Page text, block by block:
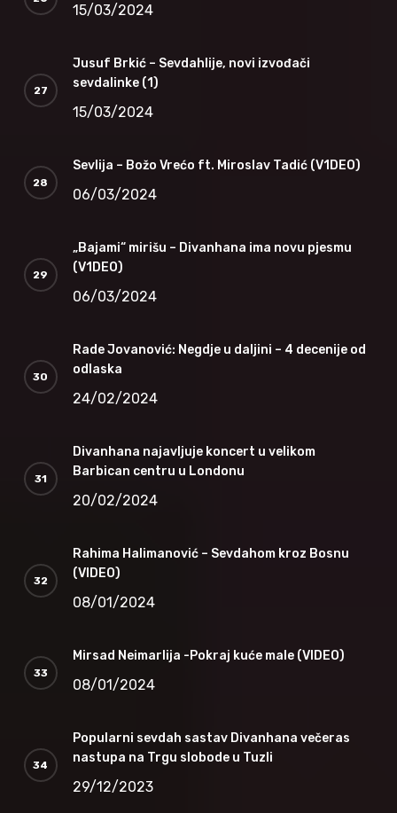
15/03/2024
Jusuf Brkić – Sevdahlije, novi izvođači
sevdalinke (1)
15/03/2024
Sevlija – Božo Vrećo ft. Miroslav Tadić (V1DEO)
06/03/2024
„Bajami“ mirišu – Divanhana ima novu pjesmu
(V1DEO)
06/03/2024
Rade Jovanović: Negdje u daljini – 4 decenije od
odlaska
24/02/2024
Divanhana najavljuje koncert u velikom
Barbican centru u Londonu
20/02/2024
Rahima Halimanović – Sevdahom kroz Bosnu
(VIDEO)
08/01/2024
Mirsad Neimarlija -Pokraj kuće male (VIDEO)
08/01/2024
Popularni sevdah sastav Divanhana večeras
nastupa na Trgu slobode u Tuzli
29/12/2023